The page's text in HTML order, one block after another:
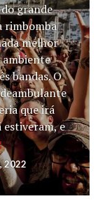
grande
rimbomba
melhor
ambiente
bandas. O
que irá
estiveram, e
IRON MAIDEN:
2022